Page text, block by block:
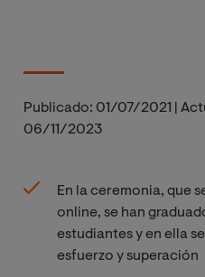
Publicado: 01/07/2021
06/11/2023
En la ceremonia, que
online, se han
estudiantes y en ella
esfuerzo y superación